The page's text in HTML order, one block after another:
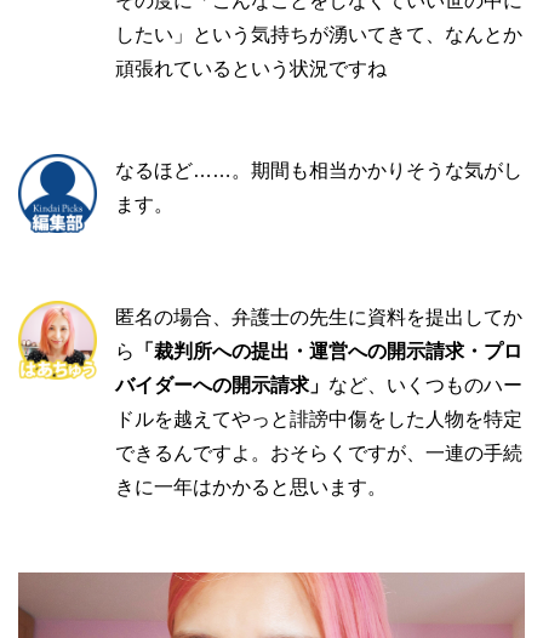
したい」という気持ちが湧いてきて、なんとか
頑張れているという状況ですね
なるほど……。期間も相当かかりそうな気がし
ます。
匿名の場合、弁護士の先生に資料を提出してか
ら
「裁判所への提出・運営への開示請求・プロ
バイダーへの開示請求」 など、いくつものハー
ドルを越えてやっと誹謗中傷をした人物を特定
できるんですよ。おそらくですが、一連の手続
きに一年はかかると思います。